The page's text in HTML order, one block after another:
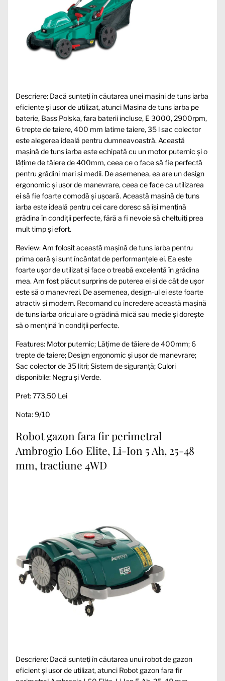
Descriere: Dacă sunteți în căutarea unei mașini de tuns iarba
eficiente și ușor de utilizat, atunci Masina de tuns iarba pe
baterie, Bass Polska, fara baterii incluse, E 3000, 2900rpm,
6 trepte de taiere, 400 mm latime taiere, 35 l sac colector
este alegerea ideală pentru dumneavoastră. Această
mașină de tuns iarba este echipată cu un motor puternic și o
lățime de tăiere de 400mm, ceea ce o face să fie perfectă
pentru grădini mari și medii. De asemenea, ea are un design
ergonomic și ușor de manevrare, ceea ce face ca utilizarea
ei să fie foarte comodă și ușoară. Această mașină de tuns
iarba este ideală pentru cei care doresc să își mențină
grădina în condiții perfecte, fără a fi nevoie să cheltuiți prea
mult timp și efort.
Review: Am folosit această mașină de tuns iarba pentru
prima oară și sunt încântat de performanțele ei. Ea este
foarte ușor de utilizat și face o treabă excelentă în grădina
mea. Am fost plăcut surprins de puterea ei și de cât de ușor
este să o manevrezi. De asemenea, design-ul ei este foarte
atractiv și modern. Recomand cu încredere această mașină
de tuns iarba oricui are o grădină mică sau medie și dorește
să o mențină în condiții perfecte.
Features: Motor puternic; Lățime de tăiere de 400mm; 6
trepte de taiere; Design ergonomic și ușor de manevrare;
Sac colector de 35 litri; Sistem de siguranță; Culori
disponibile: Negru și Verde.
Pret: 773,50 Lei
Nota: 9/10
Robot gazon fara fir perimetral
Ambrogio L60 Elite, Li-Ion 5 Ah, 25-48
mm, tractiune 4WD
Descriere: Dacă sunteți în căutarea unui robot de gazon
eficient și ușor de utilizat, atunci Robot gazon fara fir